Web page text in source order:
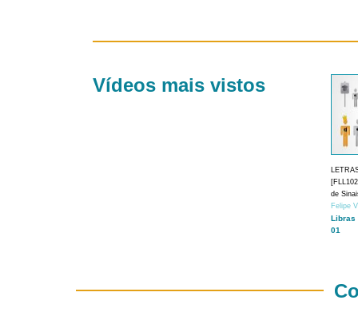
Vídeos mais vistos
de
Felipe
Libras
01